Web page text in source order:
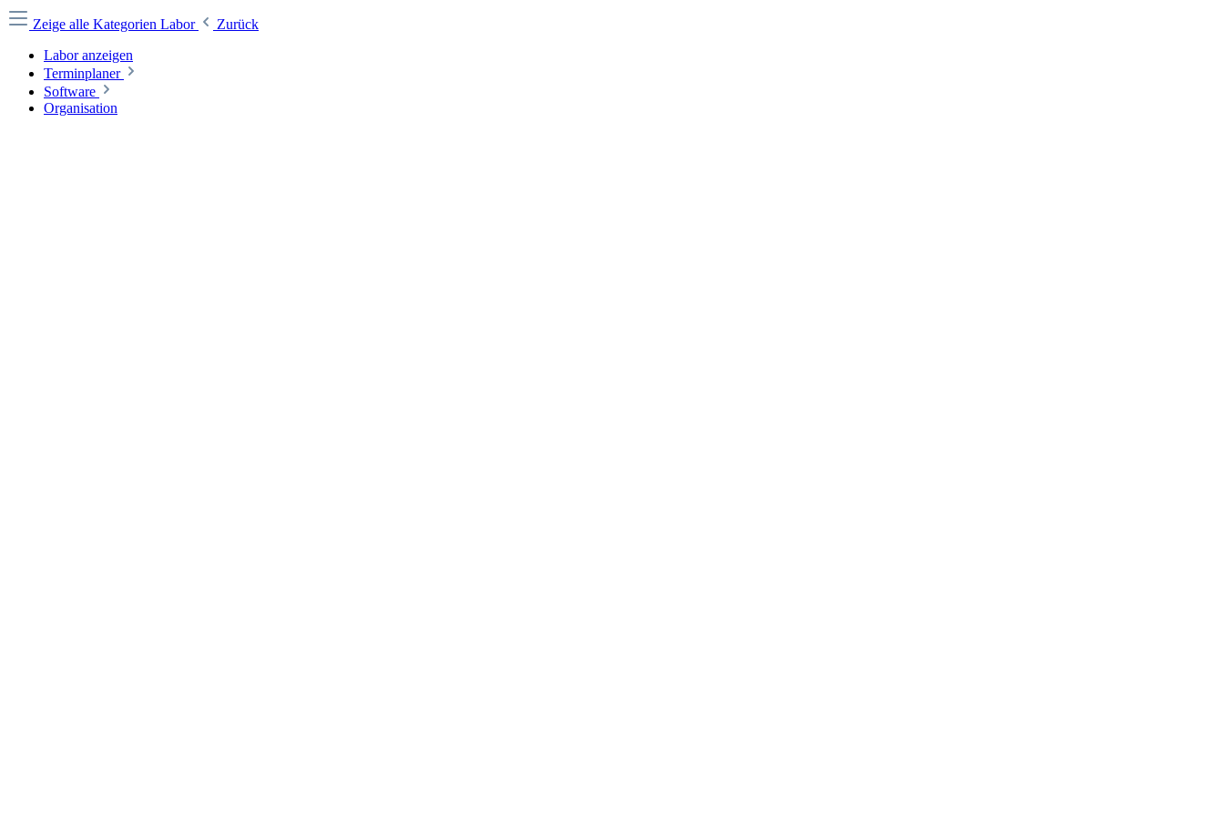
Zeige alle Kategorien Labor
Zurück
Labor anzeigen
Terminplaner
Software
Organisation